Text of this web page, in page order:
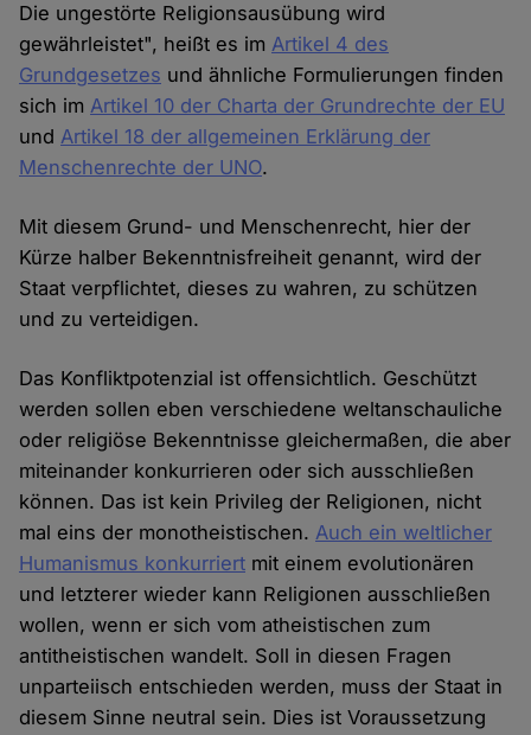
Die ungestörte Religionsausübung wird
gewährleistet", heißt es imArtikel 4 des
Grundgesetzes und ähnliche Formulierungen finden
sich imArtikel 10 der Charta der Grundrechte der EU
undArtikel 18 der allgemeinen Erklärung der
Menschenrechte der UNO.
Mit diesem Grund- und Menschenrecht, hier der
Kürze halber Bekenntnisfreiheit genannt, wird der
Staat verpflichtet, dieses zu wahren, zu schützen
und zu verteidigen.
Das Konfliktpotenzial ist offensichtlich. Geschützt
werden sollen eben verschiedene weltanschauliche
oder religiöse Bekenntnisse gleichermaßen, die aber
miteinander konkurrieren oder sich ausschließen
können. Das ist kein Privileg der Religionen, nicht
mal eins der monotheistischen.Auch ein weltlicher
Humanismus konkurriert mit einem evolutionären
und letzterer wieder kann Religionen ausschließen
wollen, wenn er sich vom atheistischen zum
antitheistischen wandelt. Soll in diesen Fragen
unparteiisch entschieden werden, muss der Staat in
diesem Sinne neutral sein. Dies ist Voraussetzung